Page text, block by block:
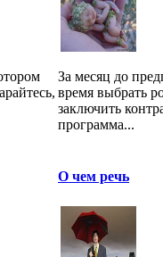
За месяц до
время выбрать
заключить
программа...
О чем речь